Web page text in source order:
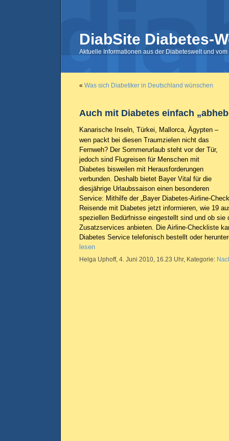
DiabSite Diabetes-
Aktuelle Informationen aus der Diabeteswelt und
« Was sich Diabetiker in Deutschland wünschen
Auch mit Diabetes einfach
Kanarische Inseln, Türkei, Mallorca, Ägypten –
wen packt bei diesen Traumzielen nicht das
Fernweh? Der Sommerurlaub steht vor der Tür,
jedoch sind Flugreisen für Menschen mit
Diabetes bisweilen mit Herausforderungen
verbunden. Deshalb bietet Bayer Vital für die
diesjährige Urlaubssaison einen besonderen
Service: Mithilfe der „Bayer Diabetes-Airline-
Reisende mit Diabetes jetzt informieren, wie 19
speziellen Bedürfnisse eingestellt sind und ob sie
Zusatzservices anbieten. Die Airline-Checkliste
Diabetes Service telefonisch bestellt oder
lesen
Helga Uphoff, 4. Juni 2010, 16.23 Uhr, Kategorie: